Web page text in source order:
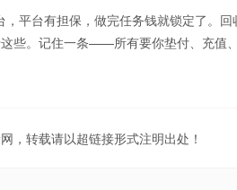
台有担保，做完任务钱就锁定了。回
些。记住一条——所有要你垫付、充值、
，转载请以超链接形式注明出处！